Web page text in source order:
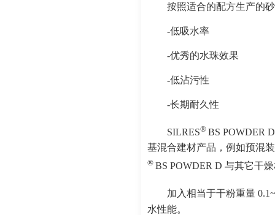
按照适合的配方生产的
-低吸水率
-优秀的水珠效果
-低沾污性
-长期耐久性
SILRES® BS POWDER
基混合建材产品，例如预混
® BS POWDER D 与其它干
加入相当于干粉重量
水性能。